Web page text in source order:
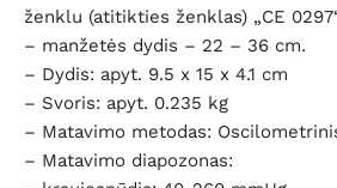
ženklu (atitikties ženklas) „CE
– manžetės dydis – 22 – 36 cm.
– Dydis: apyt. 9.5 x 15 x 4.1 cm
– Svoris: apyt. 0.235 kg
– Matavimo metodas:
– Matavimo diapozonas: